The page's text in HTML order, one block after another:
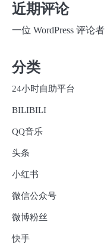
近期评论
一位 WordPress 评论者
分类
24小时自助平台
BILIBILI
QQ音乐
头条
小红书
微信公众号
微博粉丝
快手